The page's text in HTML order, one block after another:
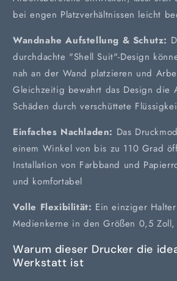
bei engen Platzverhältnissen leicht
Wandnahe Aufstellung & Schutz:
durchdachte "Shell Suit"-Design
nah an der Wand platzieren und
Gleichzeitig bewahrt das Design die
Schäden durch verschüttete
Einfaches Nachladen: Das
einem Winkel von bis zu 110 Grad
Installation von Farbband und
und komfortabel
Volle Flexibilität: Ein einziger
Medienkerne in den Größen 0,5
Warum dieser Drucker die
Werkstatt ist